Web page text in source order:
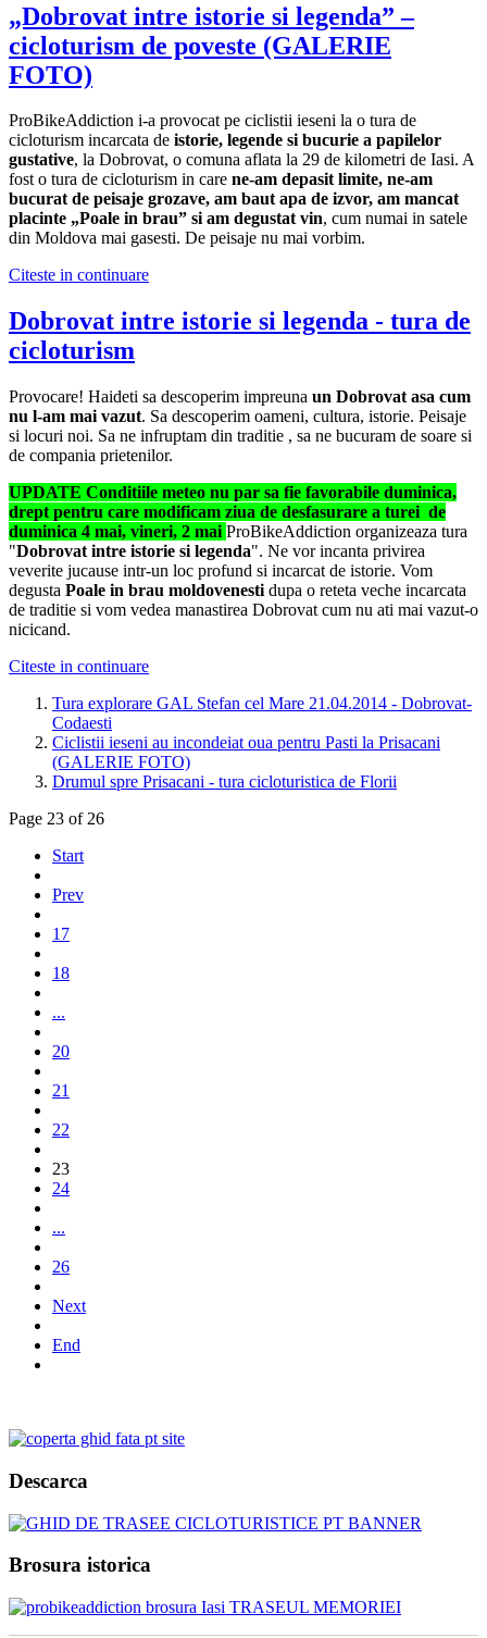
„Dobrovat intre istorie si legenda” –
cicloturism de poveste (GALERIE
FOTO)
ProBikeAddiction i-a provocat pe ciclistii ieseni la o tura de
cicloturism incarcata de istorie, legende si bucurie a papilelor
gustative, la Dobrovat, o comuna aflata la 29 de kilometri de Iasi. A
fost o tura de cicloturism in care ne-am depasit limite, ne-am
bucurat de peisaje grozave, am baut apa de izvor, am mancat
placinte „Poale in brau” si am degustat vin, cum numai in satele
din Moldova mai gasesti. De peisaje nu mai vorbim.
Citeste in continuare
Dobrovat intre istorie si legenda - tura de
cicloturism
Provocare! Haideti sa descoperim impreuna un Dobrovat asa cum
nu l-am mai vazut. Sa descoperim oameni, cultura, istorie. Peisaje
si locuri noi. Sa ne infruptam din traditie , sa ne bucuram de soare si
de compania prietenilor.
UPDATE Conditiile meteo nu par sa fie favorabile duminica,
drept pentru care modificam ziua de desfasurare a turei de
duminica 4 mai, vineri, 2 mai ProBikeAddiction organizeaza tura
"Dobrovat intre istorie si legenda". Ne vor incanta privirea
veverite jucause intr-un loc profund si incarcat de istorie. Vom
degusta Poale in brau moldovenesti dupa o reteta veche incarcata
de traditie si vom vedea manastirea Dobrovat cum nu ati mai vazut-o
nicicand.
Citeste in continuare
Tura explorare GAL Stefan cel Mare 21.04.2014 - Dobrovat-
Codaesti
Ciclistii ieseni au incondeiat oua pentru Pasti la Prisacani
(GALERIE FOTO)
Drumul spre Prisacani - tura cicloturistica de Florii
Page 23 of 26
Start
Prev
17
18
...
20
21
22
23
24
...
26
Next
End
Descarca
Brosura istorica